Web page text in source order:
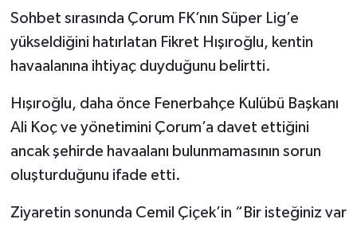
Sohbet sırasında Çorum FK’nın Süper Lig’e
yükseldiğini hatırlatan Fikret Hışıroğlu, kentin
havaalanına ihtiyaç duyduğunu belirtti.
Hışıroğlu, daha önce Fenerbahçe Kulübü Başkanı
Ali Koç ve yönetimini Çorum’a davet ettiğini
ancak şehirde havaalanı bulunmamasının sorun
oluşturduğunu ifade etti.
Ziyaretin sonunda Cemil Çiçek’in “Bir isteğiniz var